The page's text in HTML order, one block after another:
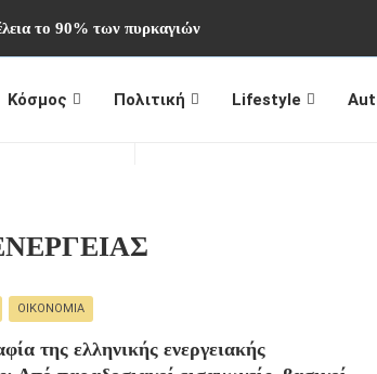
το 90% των πυρκαγιών
Κόσμος Πολιτική Lifestyle
ΟΙΚΟΝΟΜΊΑ
της ελληνικής ενεργειακής